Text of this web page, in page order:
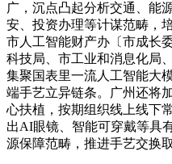
广，沉点凸起分析交通、能
安、投资办理等计谋范畴，
市人工智能财产办〔市成长
科技局、市工业和消息化局
集聚国表里一流人工智能大
端手艺立异链条。广州还将
心扶植，按期组织线上线下
出AI眼镜、智能可穿戴等具
源保障范畴，推进手艺交换取